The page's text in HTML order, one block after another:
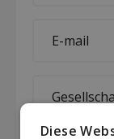
mail
*
Diese